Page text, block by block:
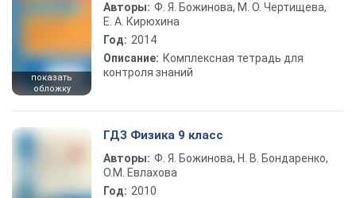
показать
обложку
Авторы: Ф. Я. Божинова, М. О. Чертищева,
Е. А. Кирюхина
Год: 2014
Описание: Комплексная тетрадь для
контроля знаний
ГДЗ Физика 9 класс
Авторы: Ф. Я. Божинова, Н. В. Бондаренко,
О.М. Евлахова
Год: 2010